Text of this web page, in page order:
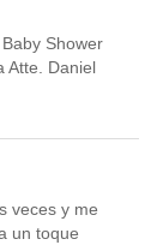
Shower
Atte. Daniel
veces y me
un toque